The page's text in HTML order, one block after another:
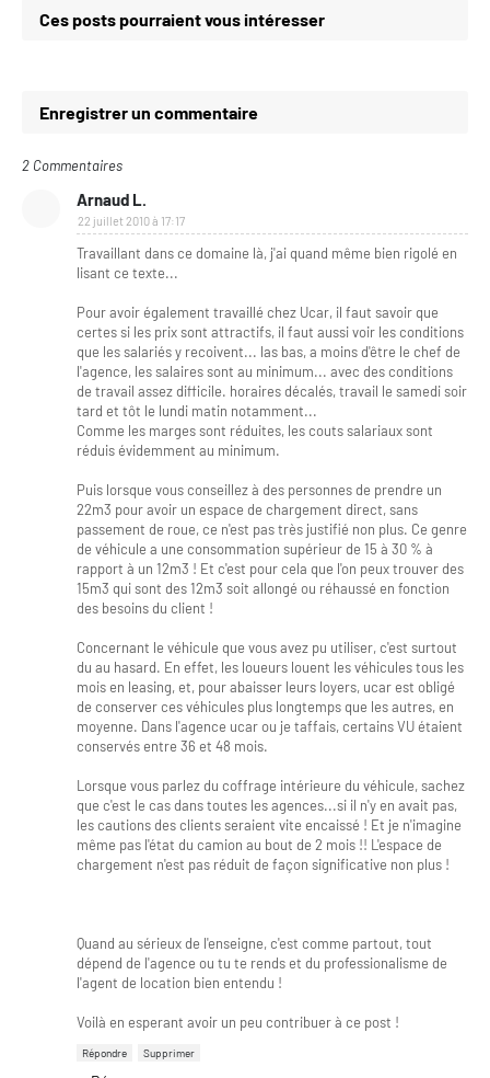
Ces posts pourraient vous intéresser
Enregistrer un commentaire
2 Commentaires
Arnaud L.
22 juillet 2010 à 17:17
Travaillant dans ce domaine là, j'ai quand même bien rigolé en
lisant ce texte...
Pour avoir également travaillé chez Ucar, il faut savoir que
certes si les prix sont attractifs, il faut aussi voir les conditions
que les salariés y recoivent... las bas, a moins d'être le chef de
l'agence, les salaires sont au minimum... avec des conditions
de travail assez difficile. horaires décalés, travail le samedi soir
tard et tôt le lundi matin notamment...
Comme les marges sont réduites, les couts salariaux sont
réduis évidemment au minimum.
Puis lorsque vous conseillez à des personnes de prendre un
22m3 pour avoir un espace de chargement direct, sans
passement de roue, ce n'est pas très justifié non plus. Ce genre
de véhicule a une consommation supérieur de 15 à 30 % à
rapport à un 12m3 ! Et c'est pour cela que l'on peux trouver des
15m3 qui sont des 12m3 soit allongé ou réhaussé en fonction
des besoins du client !
Concernant le véhicule que vous avez pu utiliser, c'est surtout
du au hasard. En effet, les loueurs louent les véhicules tous les
mois en leasing, et, pour abaisser leurs loyers, ucar est obligé
de conserver ces véhicules plus longtemps que les autres, en
moyenne. Dans l'agence ucar ou je taffais, certains VU étaient
conservés entre 36 et 48 mois.
Lorsque vous parlez du coffrage intérieure du véhicule, sachez
que c'est le cas dans toutes les agences...si il n'y en avait pas,
les cautions des clients seraient vite encaissé ! Et je n'imagine
même pas l'état du camion au bout de 2 mois !! L'espace de
chargement n'est pas réduit de façon significative non plus !
Quand au sérieux de l'enseigne, c'est comme partout, tout
dépend de l'agence ou tu te rends et du professionalisme de
l'agent de location bien entendu !
Voilà en esperant avoir un peu contribuer à ce post !
Répondre Supprimer